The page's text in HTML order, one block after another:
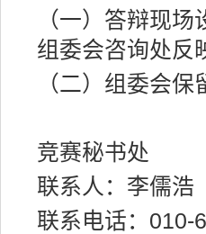
（一）答辩现
组委会咨询处反
（二）组委会
竞赛秘书处
联系人：李儒浩
联系电话：010-